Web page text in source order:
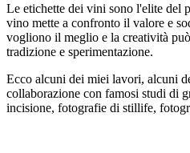
Le etichette dei vini sono l'elite del
vino mette a confronto il valore e
vogliono il meglio e la creatività
tradizione e sperimentazione.
Ecco alcuni dei miei lavori, alcuni
collaborazione con famosi studi di
incisione, fotografie di stillife,